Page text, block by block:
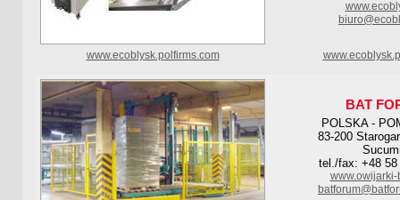
www.ecoblysk.polfirms.com
BAT
POLSKA -
83-200
tel./fax: +48 58
www.owijarki-